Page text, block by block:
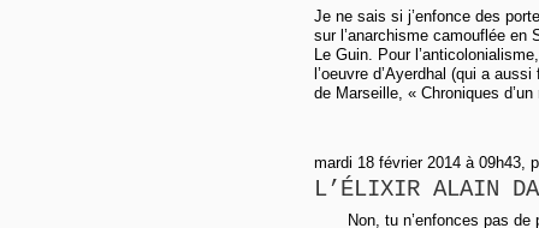
Je ne sais si j’enfonce des
sur l’anarchisme camouflée en
Le Guin. Pour
l’oeuvre d’Ayerdhal (qui a
de Marseille, « Chroniques
mardi 18 février 2014 à 09h43,
L’ÉLIXIR ALAIN
Non, tu n’enfonces pas